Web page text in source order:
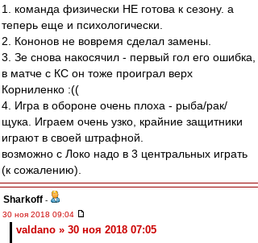
1. команда физически НЕ готова к сезону. а
теперь еще и психологически.
2. Кононов не вовремя сделал замены.
3. Зе снова накосячил - первый гол его ошибка,
в матче с КС он тоже проиграл верх
Корниленко :((
4. Игра в обороне очень плоха - рыба/рак/
щука. Играем очень узко, крайние защитники
играют в своей штрафной.
возможно с Локо надо в 3 центральных играть
(к сожалению).
Sharkoff -
30 ноя 2018 09:04
valdano » 30 ноя 2018 07:05